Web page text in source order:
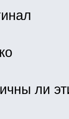
ли